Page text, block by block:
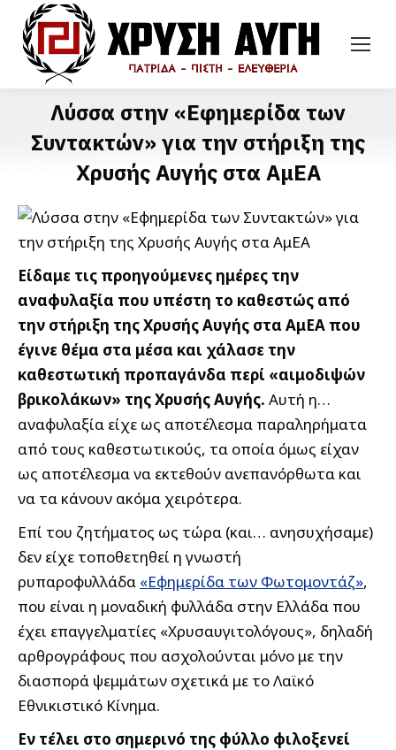
Λύσσα στην «Εφημερίδα των
Συντακτών» για την στήριξη της
Χρυσής Αυγής στα ΑμΕΑ
Είδαμε τις προηγούμενες ημέρες την
αναφυλαξία που υπέστη το καθεστώς από
την στήριξη της Χρυσής Αυγής στα ΑμΕΑ που
έγινε θέμα στα μέσα και χάλασε την
καθεστωτική προπαγάνδα περί «αιμοδιψών
βρικολάκων» της Χρυσής Αυγής. Αυτή η…
αναφυλαξία είχε ως αποτέλεσμα παραληρήματα
από τους καθεστωτικούς, τα οποία όμως είχαν
ως αποτέλεσμα να εκτεθούν ανεπανόρθωτα και
να τα κάνουν ακόμα χειρότερα.
Επί του ζητήματος ως τώρα (και… ανησυχήσαμε)
δεν είχε τοποθετηθεί η γνωστή
ρυπαροφυλλάδα «Εφημερίδα των Φωτομοντάζ»,
που είναι η μοναδική φυλλάδα στην Ελλάδα που
έχει επαγγελματίες «Χρυσαυγιτολόγους», δηλαδή
αρθρογράφους που ασχολούνται μόνο με την
διασπορά ψεμμάτων σχετικά με το Λαϊκό
Εθνικιστικό Κίνημα.
Εν τέλει στο σημερινό της φύλλο φιλοξενεί